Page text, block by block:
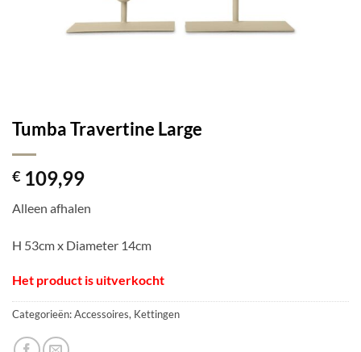
Tumba Travertine Large
€ 109,99
Alleen afhalen
H 53cm x Diameter 14cm
Het product is uitverkocht
Categorieën:Accessoires, Kettingen